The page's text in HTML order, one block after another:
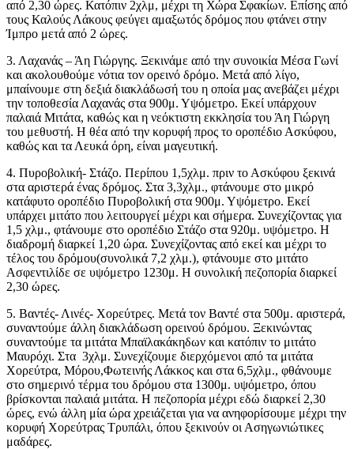
από 2,30 ώρες. Κατόπιν 2χλμ, μέχρι τη Χώρα Σφακίων. Επίσης από
τους Καλούς Λάκους φεύγει αμαξωτός δρόμος που φτάνει στην
Ίμπρο μετά από 2 ώρες.
3. Λαχανάς – Άη Γιώργης. Ξεκινάμε από την συνοικία Μέσα Γωνί
και ακολουθούμε νότια τον ορεινό δρόμο. Μετά από λίγο,
μπαίνουμε στη δεξιά διακλάδωσή του η οποία μας ανεβάζει μέχρι
την τοποθεσία Λαχανάς στα 900μ. Υψόμετρο. Εκεί υπάρχουν
παλαιά Μιτάτα, καθώς και η νεόκτιστη εκκλησία του Άη Γιώργη
του μεθυστή. Η θέα από την κορυφή προς το οροπέδιο Ασκύφου,
καθώς και τα Λευκά όρη, είναι μαγευτική.
4. Πυροβολική- Στάζο. Περίπου 1,5χλμ. πριν το Ασκύφου ξεκινά
στα αριστερά ένας δρόμος. Στα 3,3χλμ., φτάνουμε στο μικρό
κατάφυτο οροπέδιο Πυροβολική στα 900μ. Υψόμετρο. Εκεί
υπάρχει μιτάτο που λειτουργεί μέχρι και σήμερα. Συνεχίζοντας για
1,5 χλμ., φτάνουμε στο οροπέδιο Στάζο στα 920μ. υψόμετρο. Η
διαδρομή διαρκεί 1,20 ώρα. Συνεχίζοντας από εκεί και μέχρι το
τέλος του δρόμου(συνολικά 7,2 χλμ.), φτάνουμε στο μιτάτο
Ασφεντιλίδε σε υψόμετρο 1230μ. Η συνολική πεζοπορία διαρκεί
2,30 ώρες.
5. Βαντές- Λινές- Χορεύτρες. Μετά τον Βαντέ στα 500μ. αριστερά,
συναντούμε άλλη διακλάδωση ορεινού δρόμου. Ξεκινώντας
συναντούμε τα μιτάτα Μπαϊλακάκηδων και κατόπιν το μιτάτο
Μαυρόχι. Στα 3χλμ. Συνεχίζουμε διερχόμενοι από τα μιτάτα
Χορεύτρα, Μόρου,Φωτεινής Λάκκος και στα 6,5χλμ., φθάνουμε
στο σημερινό τέρμα του δρόμου στα 1300μ. υψόμετρο, όπου
βρίσκονται παλαιά μιτάτα. Η πεζοπορία μέχρι εδώ διαρκεί 2,30
ώρες, ενώ άλλη μία ώρα χρειάζεται για να ανηφορίσουμε μέχρι την
κορυφή Χορεύτρας Τρυπάλι, όπου ξεκινούν οι Ασηγωνιώτικες
μαδάρες.